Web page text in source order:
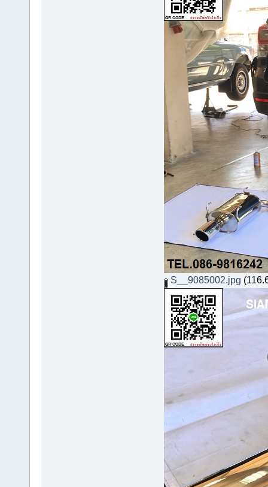
S__9085002.jpg